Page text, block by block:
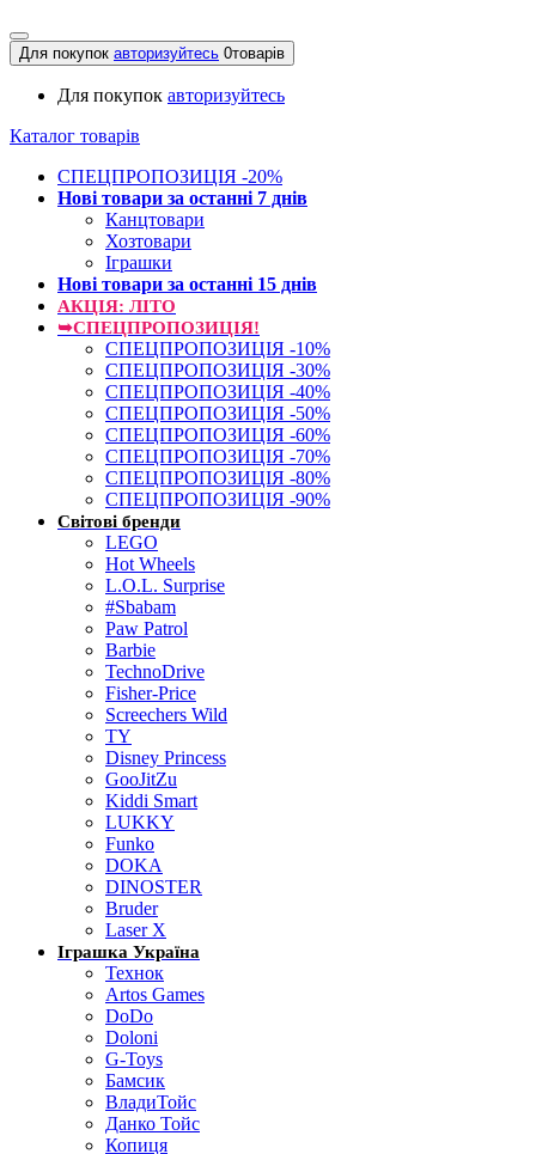
Для покупок авторизуйтесь 0товарів
Для покупок авторизуйтесь
Каталог товарів
СПЕЦПРОПОЗИЦІЯ -20%
Нові товари за останнi 7 днiв
Канцтовари
Хозтовари
Іграшки
Нові товари за останнi 15 днiв
АКЦІЯ: ЛІТО
➥СПЕЦПРОПОЗИЦІЯ!
СПЕЦПРОПОЗИЦІЯ -10%
СПЕЦПРОПОЗИЦІЯ -30%
СПЕЦПРОПОЗИЦІЯ -40%
СПЕЦПРОПОЗИЦІЯ -50%
СПЕЦПРОПОЗИЦІЯ -60%
СПЕЦПРОПОЗИЦІЯ -70%
СПЕЦПРОПОЗИЦІЯ -80%
СПЕЦПРОПОЗИЦІЯ -90%
Світові бренди
LEGO
Hot Wheels
L.O.L. Surprise
#Sbabam
Paw Patrol
Barbie
TechnoDrive
Fisher-Price
Screechers Wild
TY
Disney Princess
GooJitZu
Kiddi Smart
LUKKY
Funko
DOKA
DINOSTER
Bruder
Laser X
Іграшка Україна
Технок
Artos Games
DoDo
Doloni
G-Toys
Бамсик
ВладиТойс
Данко Тойс
Копиця